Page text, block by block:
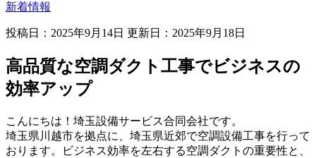
新着情報
投稿日：2025年9月14日 更新日： 2025年9月18日
高品質な空調ダクト工事でビジネスの
効率アップ
こんにちは！埼玉設備サービス合同会社です。
埼玉県川越市を拠点に、埼玉県近郊で空調設備工事を行って
おります。ビジネス効率を左右する空調ダクトの重要性と、